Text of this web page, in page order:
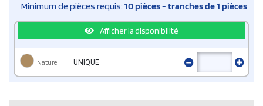
Minimum de pièces requis: 10 pièces - tranches de 1 pièces
Afficher la disponibilité
Naturel UNIQUE